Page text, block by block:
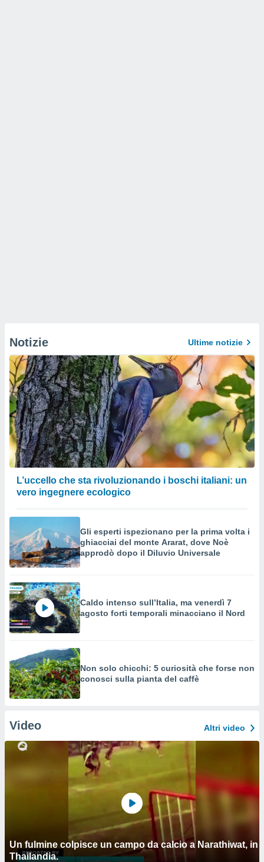
Notizie Ultime notizie
L’uccello che sta rivoluzionando i boschi italiani: un
vero ingegnere ecologico
Gli esperti ispezionano per la prima volta i
ghiacciai del monte Ararat, dove Noè
approdò dopo il Diluvio Universale
Caldo intenso sull’Italia, ma venerdì 7
agosto forti temporali minacciano il Nord
Non solo chicchi: 5 curiosità che forse non
conosci sulla pianta del caffè
Video Altri video
Un fulmine colpisce un campo da calcio a Narathiwat, in
Thailandia.